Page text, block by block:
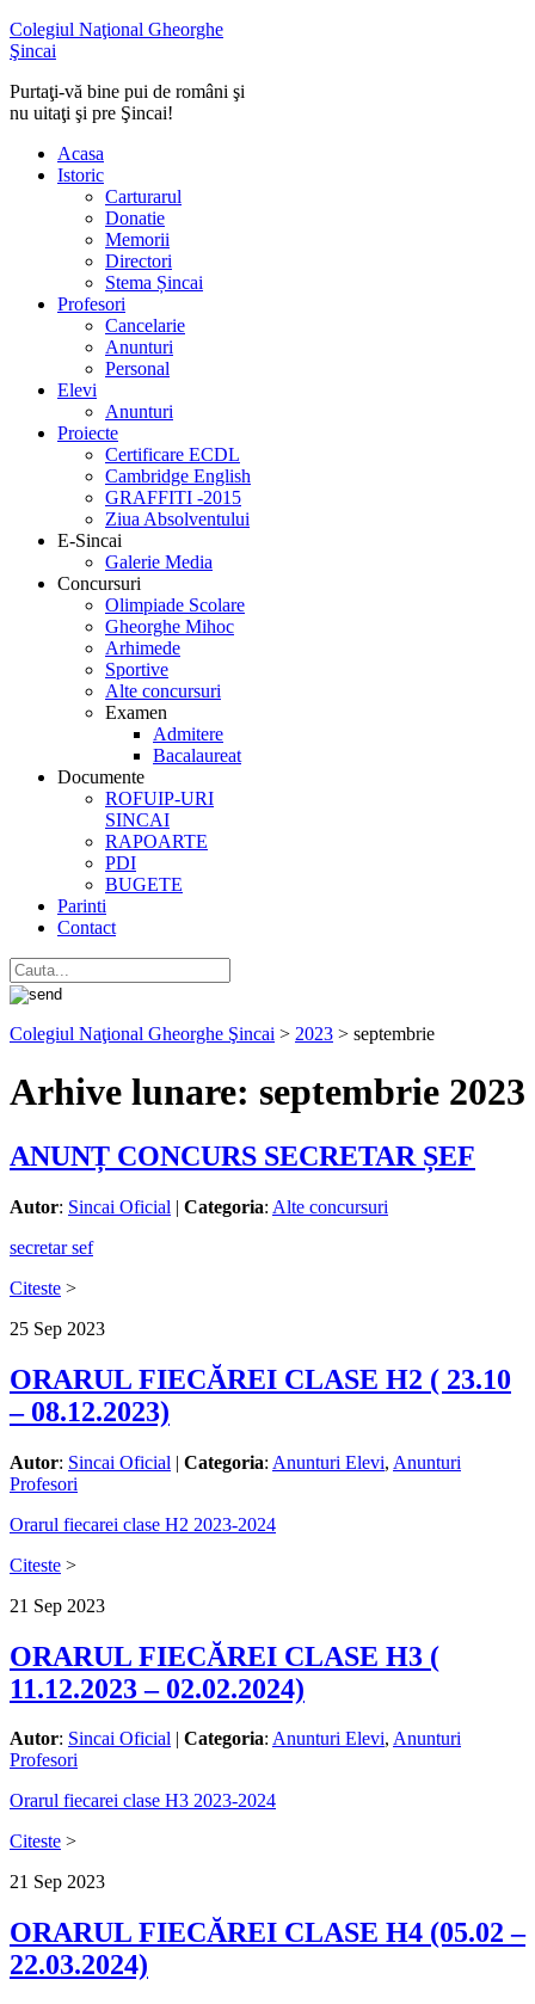
Colegiul Naţional Gheorghe
Şincai
Purtaţi-vă bine pui de români şi
nu uitaţi şi pre Şincai!
Acasa
Istoric
Carturarul
Donatie
Memorii
Directori
Stema Șincai
Profesori
Cancelarie
Anunturi
Personal
Elevi
Anunturi
Proiecte
Certificare ECDL
Cambridge English
GRAFFITI -2015
Ziua Absolventului
E-Sincai
Galerie Media
Concursuri
Olimpiade Scolare
Gheorghe Mihoc
Arhimede
Sportive
Alte concursuri
Examen
Admitere
Bacalaureat
Documente
ROFUIP-URI
SINCAI
RAPOARTE
PDI
BUGETE
Parinti
Contact
Colegiul Naţional Gheorghe Şincai > 2023 > septembrie
Arhive lunare: septembrie 2023
ANUNȚ CONCURS SECRETAR ȘEF
Autor: Sincai Oficial | Categoria: Alte concursuri
secretar sef
Citeste >
25 Sep 2023
ORARUL FIECĂREI CLASE H2 ( 23.10
– 08.12.2023)
Autor: Sincai Oficial | Categoria: Anunturi Elevi, Anunturi
Profesori
Orarul fiecarei clase H2 2023-2024
Citeste >
21 Sep 2023
ORARUL FIECĂREI CLASE H3 (
11.12.2023 – 02.02.2024)
Autor: Sincai Oficial | Categoria: Anunturi Elevi, Anunturi
Profesori
Orarul fiecarei clase H3 2023-2024
Citeste >
21 Sep 2023
ORARUL FIECĂREI CLASE H4 (05.02 –
22.03.2024)